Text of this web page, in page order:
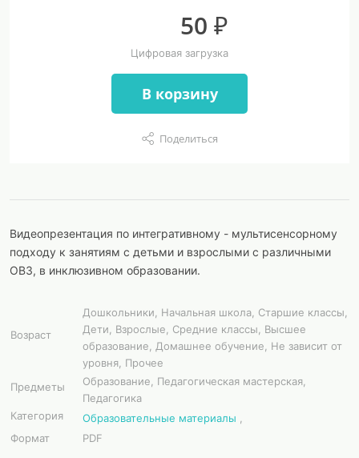
50 ₽
Цифровая загрузка
В корзину
Поделиться
Видеопрезентация по интегративному - мультисенсорному
подходу к занятиям с детьми и взрослыми с различными
ОВЗ, в инклюзивном образовании.
Возраст
Дошкольники, Начальная школа, Старшие классы,
Дети, Взрослые, Средние классы, Высшее
образование, Домашнее обучение, Не зависит от
уровня, Прочее
Предметы
Образование, Педагогическая мастерская,
Педагогика
Категория
Образовательные материалы
Формат
PDF